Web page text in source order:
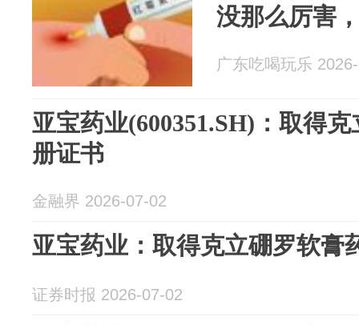
没那么厉害
广东吃喝玩乐
亚宝药业(600351.SH)：取得
册证书
金融界 2026-07-02
亚宝药业：取得克立硼罗软膏
证券时报 2026-07-02